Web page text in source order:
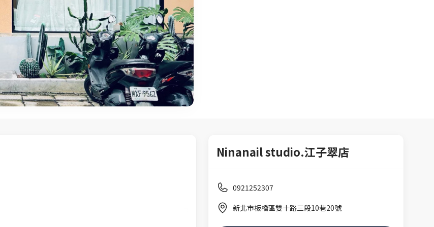
Ninanail studio.江子翠店
0921252307
新北市板橋區雙十路三段10巷20號